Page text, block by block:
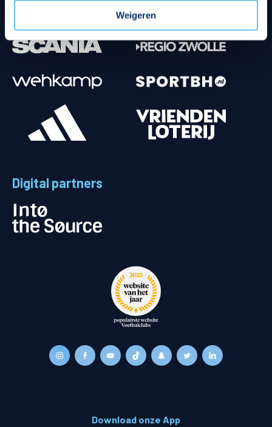
Weigeren
Digital partners
Download onze App